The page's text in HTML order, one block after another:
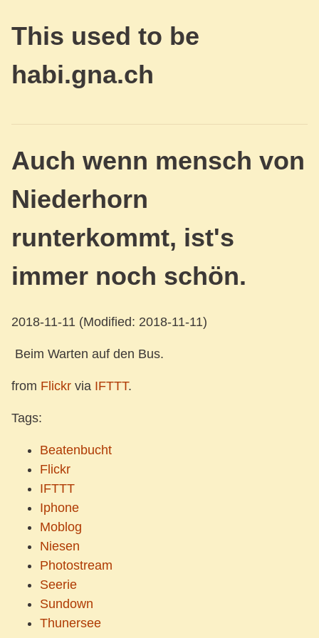
This used to be
habi.gna.ch
Auch wenn mensch von
Niederhorn
runterkommt, ist's
immer noch schön.
2018-11-11 (Modified: 2018-11-11)
Beim Warten auf den Bus.
from Flickr via IFTTT.
Tags:
Beatenbucht
Flickr
IFTTT
Iphone
Moblog
Niesen
Photostream
Seerie
Sundown
Thunersee